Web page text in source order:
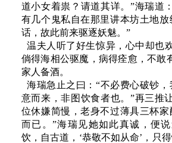
道小女着祟？请道其详。”海瑞道
有几个鬼私自在那里讲本坊土地
话，故此前来驱逐妖魅。”
温夫人听了好生惊异，心中却也
倘得海相公驱魔，病得痊愈，不敢
家人备酒。
海瑞急止之曰：“不必费心破钞
意而来，非图饮食者也。”再三推
位休嫌简慢，老身不过薄具三杯
而已。”海瑞见她如此真诚，便
饮，自古道，‘恭敬不如从命’，只